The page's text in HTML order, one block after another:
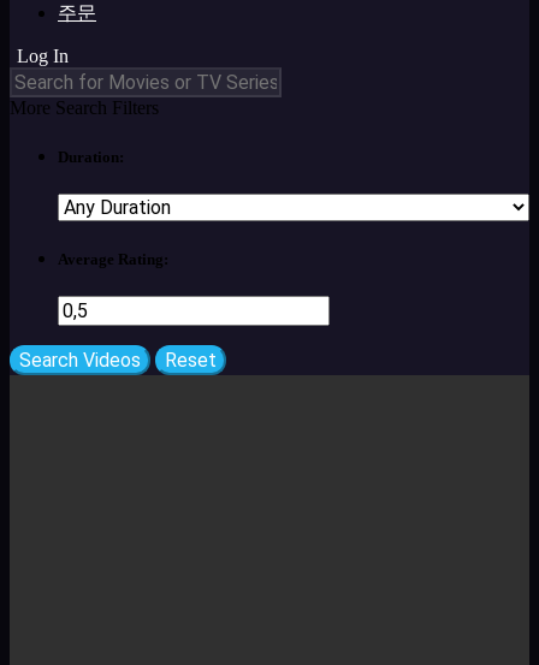
주문
Log In
More Search Filters
Duration:
Average Rating: